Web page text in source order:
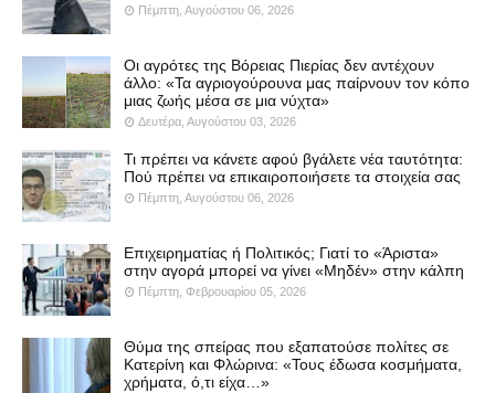
Πέμπτη, Αυγούστου 06, 2026
Οι αγρότες της Βόρειας Πιερίας δεν αντέχουν
άλλο: «Τα αγριογούρουνα μας παίρνουν τον κόπο
μιας ζωής μέσα σε μια νύχτα»
Δευτέρα, Αυγούστου 03, 2026
Τι πρέπει να κάνετε αφού βγάλετε νέα ταυτότητα:
Πού πρέπει να επικαιροποιήσετε τα στοιχεία σας
Πέμπτη, Αυγούστου 06, 2026
Επιχειρηματίας ή Πολιτικός; Γιατί το «Άριστα»
στην αγορά μπορεί να γίνει «Μηδέν» στην κάλπη
Πέμπτη, Φεβρουαρίου 05, 2026
Θύμα της σπείρας που εξαπατούσε πολίτες σε
Κατερίνη και Φλώρινα: «Τους έδωσα κοσμήματα,
χρήματα, ό,τι είχα…»